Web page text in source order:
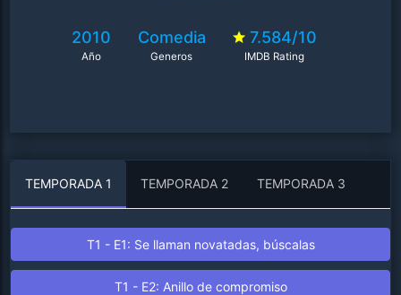
"Van Wilder"..
2010
Año
Comedia
Generos
7.584/10
IMDB Rating
TEMPORADA 1 TEMPORADA 2 TEMPORADA 3
T1 - E1: Se llaman novatadas, búscalas
T1 - E2: Anillo de compromiso